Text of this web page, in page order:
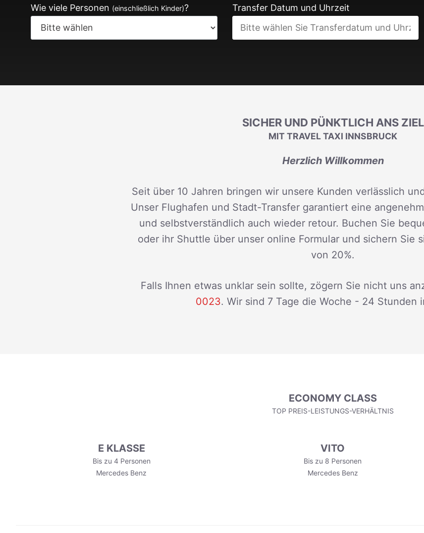
Wie viele Personen (einschließlich Kinder)? Transfer Datum und Uhrzeit
SICHER UND PÜNKTLICH ANS ZIEL
MIT TRAVEL TAXI INNSBRUCK
Herzlich Willkommen
Seit über 10 Jahren bringen wir unsere Kunden verlässlich
Unser Flughafen und Stadt-Transfer garantiert eine
und selbstverständlich auch wieder retour. Buchen Sie
oder ihr Shuttle über unser online Formular und sichern Sie
von 20%.
Falls Ihnen etwas unklar sein sollte, zögern Sie nicht uns
0023. Wir sind 7 Tage die Woche - 24 Stunden
ECONOMY CLASS
TOP PREIS-LEISTUNGS-VERHÄLTNIS
E KLASSE
Bis zu 4 Personen
Mercedes Benz
VITO
Bis zu 8 Personen
Mercedes Benz